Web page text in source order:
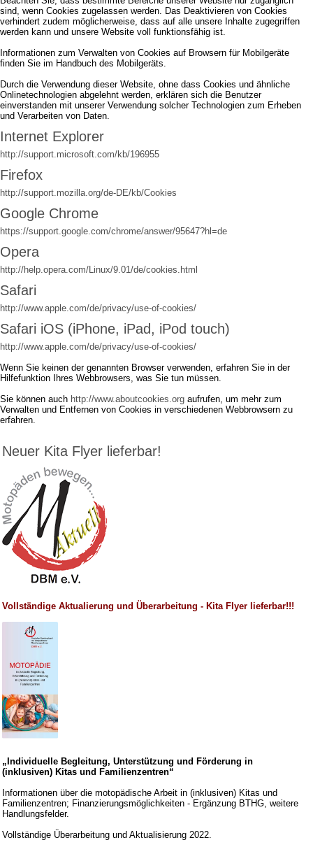
sind, wenn Cookies zugelassen werden. Das Deaktivieren von Cookies
verhindert zudem möglicherweise, dass auf alle unsere Inhalte zugegriffen
werden kann und unsere Website voll funktionsfähig ist.
Informationen zum Verwalten von Cookies auf Browsern für Mobilgeräte
finden Sie im Handbuch des Mobilgeräts.
Durch die Verwendung dieser Website, ohne dass Cookies und ähnliche
Onlinetechnologien abgelehnt werden, erklären sich die Benutzer
einverstanden mit unserer Verwendung solcher Technologien zum Erheben
und Verarbeiten von Daten.
Internet Explorer
http://support.microsoft.com/kb/196955
Firefox
http://support.mozilla.org/de-DE/kb/Cookies
Google Chrome
https://support.google.com/chrome/answer/95647?hl=de
Opera
http://help.opera.com/Linux/9.01/de/cookies.html
Safari
http://www.apple.com/de/privacy/use-of-cookies/
Safari iOS (iPhone, iPad, iPod touch)
http://www.apple.com/de/privacy/use-of-cookies/
Wenn Sie keinen der genannten Browser verwenden, erfahren Sie in der
Hilfefunktion Ihres Webbrowsers, was Sie tun müssen.
Sie können auch http://www.aboutcookies.org aufrufen, um mehr zum
Verwalten und Entfernen von Cookies in verschiedenen Webbrowsern zu
erfahren.
Neuer Kita Flyer lieferbar!
Vollständige Aktualierung und Überarbeitung - Kita Flyer lieferbar!!!
„Individuelle Begleitung, Unterstützung und Förderung in
(inklusiven) Kitas und Familienzentren“
Informationen über die motopädische Arbeit in (inklusiven) Kitas und
Familienzentren; Finanzierungsmöglichkeiten - Ergänzung BTHG, weitere
Handlungsfelder.
Vollständige Überarbeitung und Aktualisierung 2022.